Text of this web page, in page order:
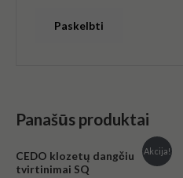
Panašūs produktai
Akcija!
CEDO klozetų dangčiu
tvirtinimai SQ
price
was:
price
is: